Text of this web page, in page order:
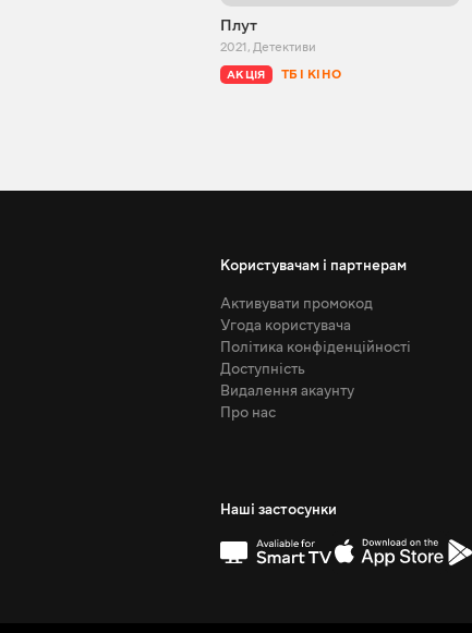
Плут
2021, Детективи
АКЦІЯ ТБ І КІНО
Користувачам і партнерам
Активувати промокод
Угода користувача
Політика конфіденційності
Доступність
Видалення акаунту
Про нас
Наші застосунки